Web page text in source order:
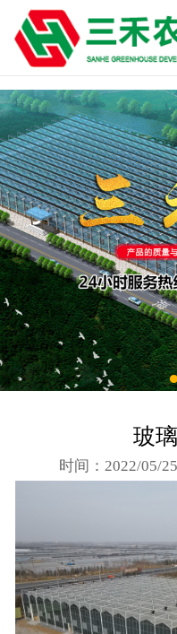
onclick=""
玻
时间：2022/05/